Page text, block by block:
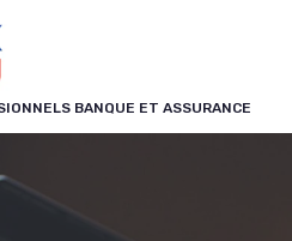
BANQUE ET ASSURANCE